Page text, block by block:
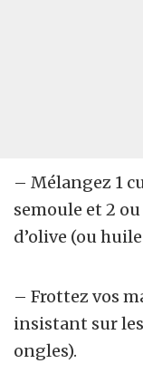
– Mélangez 1
semoule et 2
d’olive (ou
– Frottez vos
insistant sur
ongles).